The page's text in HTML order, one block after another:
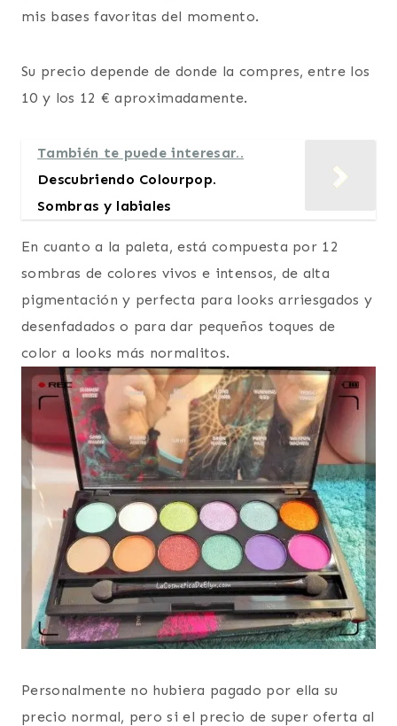
mis bases favoritas del momento.
Su precio depende de donde la compres, entre los
10 y los 12 € aproximadamente.
También te puede interesar..
Descubriendo Colourpop.
Sombras y labiales
En cuanto a la paleta, está compuesta por 12
sombras de colores vivos e intensos, de alta
pigmentación y perfecta para looks arriesgados y
desenfadados o para dar pequeños toques de
color a looks más normalitos.
Personalmente no hubiera pagado por ella su
precio normal, pero si el precio de super oferta al